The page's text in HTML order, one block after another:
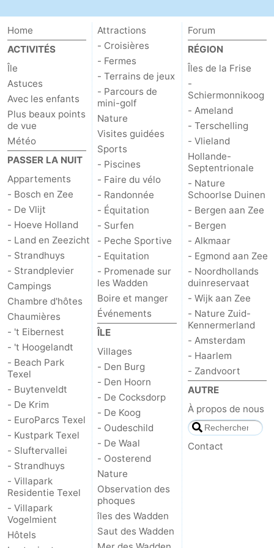
Texel
De
Krim
-
EuroParcs
Texel
-
Kustpark
Texel
-
Sluftervallei
-
Strandhuys
-
Villapark
Residentie
Texel
-
Villapark
Vogelmient
Hôtels
Last
minutes
Plages
Voir
et
faire
Lieux
d'intérêt
-
Musées
-
Monuments
-
Églises
-
Moulins
Points
de
vue
Attractions
-
Croisières
-
Fermes
-
Home
ACTIVITÉS
Île
Astuces
Avec les enfants
Plus beaux points
de vue
Météo
PASSER LA NUIT
Appartements
- Bosch en Zee
- De Vlijt
- Hoeve Holland
- Land en Zeezicht
- Strandhuys
- Strandplevier
Campings
Chambre d'hôtes
Chaumières
- 't Eibernest
- 't Hoogelandt
- Beach Park
Texel
- Buytenveldt
- De Krim
- EuroParcs Texel
- Kustpark Texel
- Sluftervallei
- Strandhuys
- Villapark
Residentie Texel
- Villapark
Vogelmient
Hôtels
Attractions
- Croisières
- Fermes
- Terrains de jeux
- Parcours de
mini-golf
Nature
Visites guidées
Sports
- Piscines
- Faire du vélo
- Randonnée
- Équitation
- Surfen
- Peche Sportive
- Equitation
- Promenade sur
les Wadden
Boire et manger
Événements
ÎLE
Villages
- Den Burg
- Den Hoorn
- De Cocksdorp
- De Koog
- Oudeschild
- De Waal
- Oosterend
Nature
Observation des
phoques
îles des Wadden
Saut des Wadden
Forum
RÉGION
Îles de la Frise
-
Schiermonnikoog
- Ameland
- Terschelling
- Vlieland
Hollande-
Septentrionale
- Nature
Schoorlse Duinen
- Bergen aan Zee
- Bergen
- Alkmaar
- Egmond aan Zee
- Noordhollands
duinreservaat
- Wijk aan Zee
- Nature Zuid-
Kennermerland
- Amsterdam
- Haarlem
- Zandvoort
AUTRE
À propos de nous
Contact